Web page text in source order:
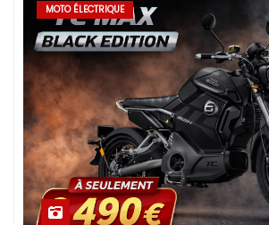
MOTO ÉLECTRIQUE